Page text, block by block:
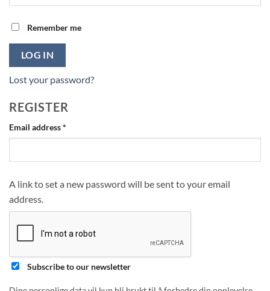
Remember me
LOG IN
Lost your password?
REGISTER
Email address*
A link to set a new password will be sent to your email
address.
Subscribe to our newsletter